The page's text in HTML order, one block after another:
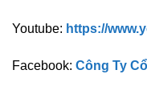
Youtube: https://
Facebook: Công Ty